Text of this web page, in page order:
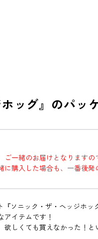
ッグ』のパ
一緒のお届けとなりますの
購入した場合も、一番後発
ソニック・ザ・ヘッジホ
イテムです！
欲しくても買えなかった！